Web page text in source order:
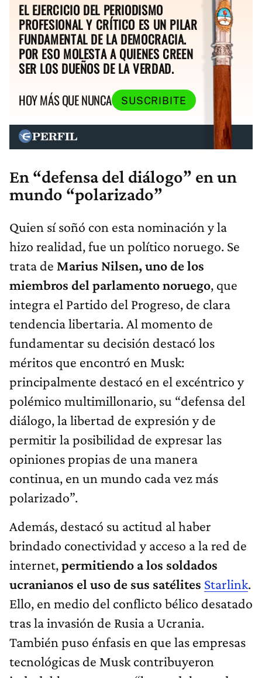
EL EJERCICIO DEL PERIODISMO
PROFESIONAL Y CRÍTICO ES UN PILAR
FUNDAMENTAL DE LA DEMOCRACIA.
POR ESO MOLESTA A QUIENES CREEN
SER LOS DUEÑOS DE LA VERDAD.
HOY MÁS QUE NUNCA
SUSCRIBITE
En “defensa del diálogo” en un
mundo “polarizado”
Quien sí soñó con esta nominación y la
hizo realidad, fue un político noruego. Se
trata de Marius Nilsen, uno de los
miembros del parlamento noruego, que
integra el Partido del Progreso, de clara
tendencia libertaria. Al momento de
fundamentar su decisión destacó los
méritos que encontró en Musk:
principalmente destacó en el excéntrico y
polémico multimillonario, su “defensa del
diálogo, la libertad de expresión y de
permitir la posibilidad de expresar las
opiniones propias de una manera
continua, en un mundo cada vez más
polarizado”.
Además, destacó su actitud al haber
brindado conectividad y acceso a la red de
internet,permitiendo a los soldados
ucranianos el uso de sus satélites Starlink.
Ello, en medio del conflicto bélico desatado
tras la invasión de Rusia a Ucrania.
También puso énfasis en que las empresas
tecnológicas de Musk contribuyeron